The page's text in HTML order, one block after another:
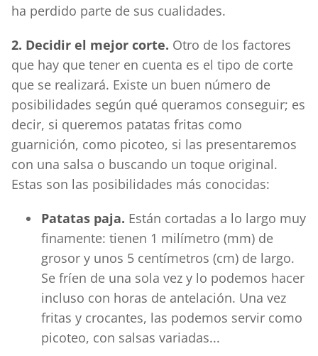
ha perdido parte de sus cualidades.
2. Decidir el mejor corte. Otro de los factores
que hay que tener en cuenta es el tipo de corte
que se realizará. Existe un buen número de
posibilidades según qué queramos conseguir; es
decir, si queremos patatas fritas como
guarnición, como picoteo, si las presentaremos
con una salsa o buscando un toque original.
Estas son las posibilidades más conocidas:
Patatas paja. Están cortadas a lo largo muy
finamente: tienen 1 milímetro (mm) de
grosor y unos 5 centímetros (cm) de largo.
Se fríen de una sola vez y lo podemos hacer
incluso con horas de antelación. Una vez
fritas y crocantes, las podemos servir como
picoteo, con salsas variadas...